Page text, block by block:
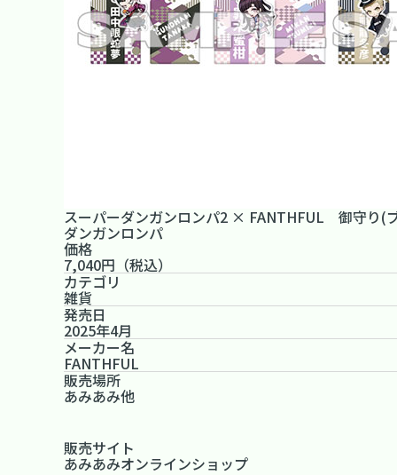
スーパーダンガンロンパ2 × FANTHFUL 御守り(
ダンガンロンパ
価格
7,040円（税込）
カテゴリ
雑貨
発売日
2025年4月
メーカー名
FANTHFUL
販売場所
あみあみ他
販売サイト
あみあみオンラインショップ